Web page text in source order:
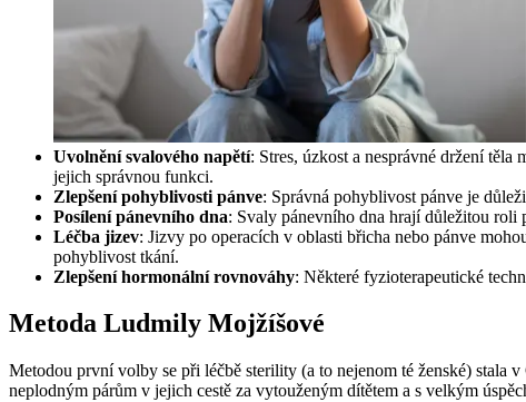
Uvolnění svalového napětí: Stres, úzkost a nesprávné držení
jejich správnou funkci.
Zlepšení pohyblivosti pánve: Správná pohyblivost pánve je
Posílení pánevního dna: Svaly pánevního dna hrají důležitou
Léčba jizev: Jizvy po operacích v oblasti břicha nebo pánve
pohyblivost tkání.
Zlepšení hormonální rovnováhy: Některé fyzioterapeutické
Metoda Ludmily Mojžíšové
Metodou první volby se při léčbě sterility (a to nejenom té ženské) stala v
neplodným párům v jejich cestě za vytouženým dítětem a s velkým